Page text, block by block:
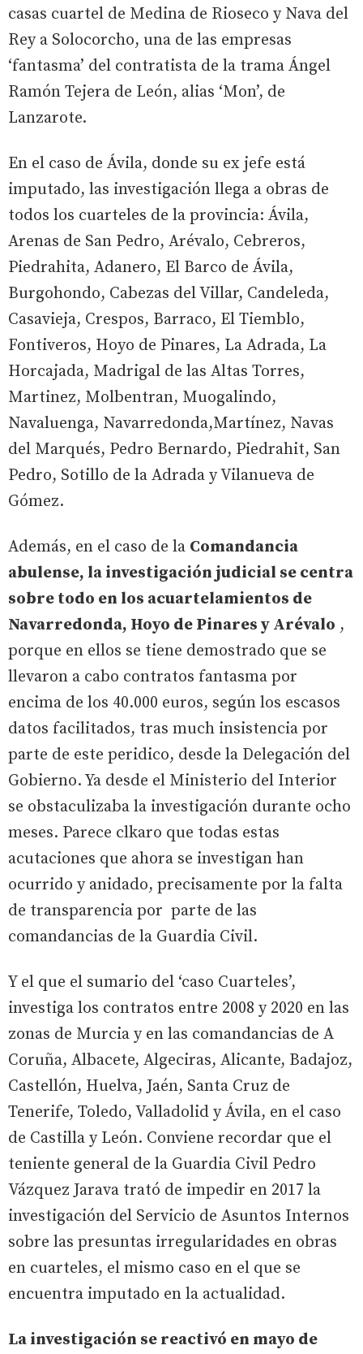
casas cuartel de Medina de Rioseco y Nava del
Rey a Solocorcho, una de las empresas
‘fantasma’ del contratista de la trama Ángel
Ramón Tejera de León, alias ‘Mon’, de
Lanzarote.
En el caso de Ávila, donde su ex jefe está
imputado, las investigación llega a obras de
todos los cuarteles de la provincia: Ávila,
Arenas de San Pedro, Arévalo, Cebreros,
Piedrahita, Adanero, El Barco de Ávila,
Burgohondo, Cabezas del Villar, Candeleda,
Casavieja, Crespos, Barraco, El Tiemblo,
Fontiveros, Hoyo de Pinares, La Adrada, La
Horcajada, Madrigal de las Altas Torres,
Martinez, Molbentran, Muogalindo,
Navaluenga, Navarredonda,Martínez, Navas
del Marqués, Pedro Bernardo, Piedrahit, San
Pedro, Sotillo de la Adrada y Vilanueva de
Gómez.
Además, en el caso de la Comandancia
abulense, la investigación judicial se centra
sobre todo en los acuartelamientos de
Navarredonda, Hoyo de Pinares y Arévalo ,
porque en ellos se tiene demostrado que se
llevaron a cabo contratos fantasma por
encima de los 40.000 euros, según los escasos
datos facilitados, tras much insistencia por
parte de este peridico, desde la Delegación del
Gobierno. Ya desde el Ministerio del Interior
se obstaculizaba la investigación durante ocho
meses. Parece clkaro que todas estas
acutaciones que ahora se investigan han
ocurrido y anidado, precisamente por la falta
de transparencia por parte de las
comandancias de la Guardia Civil.
Y el que el sumario del ‘caso Cuarteles’,
investiga los contratos entre 2008 y 2020 en las
zonas de Murcia y en las comandancias de A
Coruña, Albacete, Algeciras, Alicante, Badajoz,
Castellón, Huelva, Jaén, Santa Cruz de
Tenerife, Toledo, Valladolid y Ávila, en el caso
de Castilla y León. Conviene recordar que el
teniente general de la Guardia Civil Pedro
Vázquez Jarava trató de impedir en 2017 la
investigación del Servicio de Asuntos Internos
sobre las presuntas irregularidades en obras
en cuarteles, el mismo caso en el que se
encuentra imputado en la actualidad.
La investigación se reactivó en mayo de